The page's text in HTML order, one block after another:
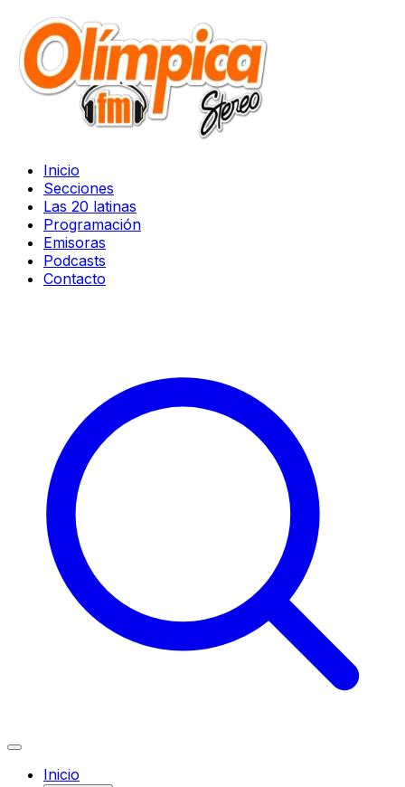
Inicio
Secciones
Las 20 latinas
Programación
Emisoras
Podcasts
Contacto
Inicio